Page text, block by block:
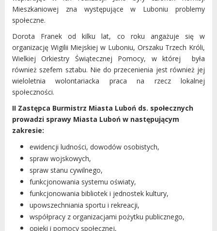
Mieszkaniowej zna występujące w Luboniu problemy
społeczne.
Dorota Franek od kilku lat, co roku angażuje się w
organizację Wigilii Miejskiej w Luboniu, Orszaku Trzech Króli,
Wielkiej Orkiestry Świątecznej Pomocy, w której była
również szefem sztabu. Nie do przecenienia jest również jej
wieloletnia wolontariacka praca na rzecz lokalnej
społeczności.
II Zastępca Burmistrz Miasta Luboń ds. społecznych
prowadzi sprawy Miasta Luboń w następującym
zakresie:
ewidencji ludności, dowodów osobistych,
spraw wojskowych,
spraw stanu cywilnego,
funkcjonowania systemu oświaty,
funkcjonowania bibliotek i jednostek kultury,
upowszechniania sportu i rekreacji,
współpracy z organizacjami pożytku publicznego,
opieki i pomocy społecznej,